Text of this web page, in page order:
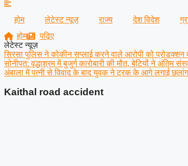
होम लेटेस्ट न्यूज़ राज्य देश विदेश
होम
पढ़िए
लेटेस्ट न्यूज़
सिरसा पुलिस ने कोकीन सप्लाई करने वाले आरोपी को प्रोडक्शन
सोनीपत: वृद्धाश्रम में बुजुर्ग कारोबारी की मौत, बेटियों ने अंतिम
अंबाला में पत्नी से विवाद के बाद युवक ने ट्रक के आगे लगाई
Kaithal road accident